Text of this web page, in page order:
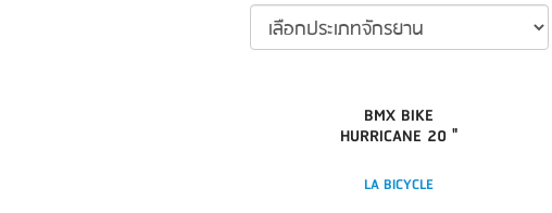
BMX BIKE
HURRICANE 20 "
LA BICYCLE